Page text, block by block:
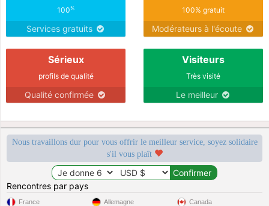
100%
Services gratuits
100% gratuit
Modérateurs à l'écoute
Sérieux
profils de qualité
Qualité confirmée
Visiteurs
Très visité
Le meilleur
Nous travaillons dur pour vous offrir le meilleur service, soyez solidaire
s'il vous plaît
Rencontres par pays
France Allemagne Canada